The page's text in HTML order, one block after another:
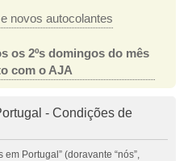
e novos autocolantes
os 2ºs domingos do mês
com o AJA
- Condições de
Portugal” (doravante “nós”,